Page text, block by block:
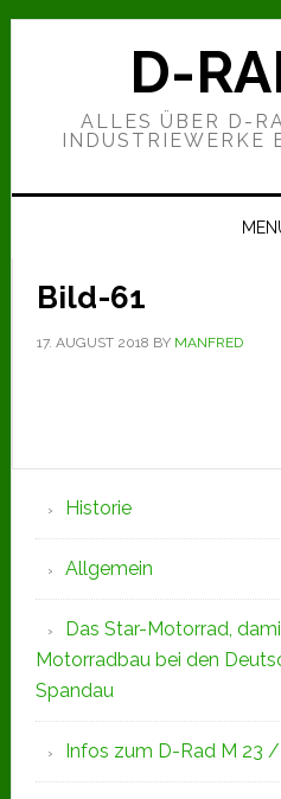
Zur
Hauptnavigation
Zum
Zur
D-
ALLES ÜBER D-
INDUSTRIEWERKE
Bild-61
17. AUGUST 2018 BY MANFRED
Seitenspalte
Historie
Allgemein
Das Star-Motorrad,
Motorradbau bei den
Spandau
Infos zum D-Rad M 23